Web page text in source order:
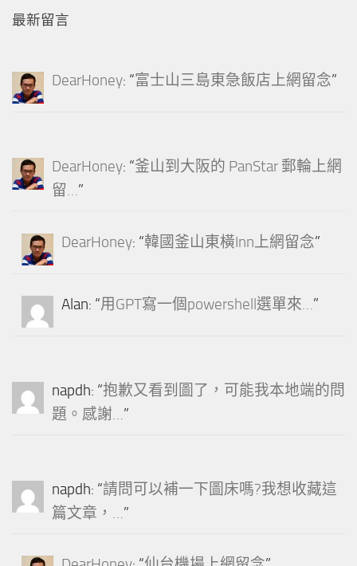
最新留言
DearHoney: “富士山三島東急飯店上網留念”
DearHoney: “釜山到大阪的 PanStar 郵輪上網
留…”
DearHoney: “韓國釜山東橫Inn上網留念”
Alan: “用GPT寫一個powershell選單來…”
napdh: “抱歉又看到圖了，可能我本地端的問
題。感謝…”
napdh: “請問可以補一下圖床嗎?我想收藏這
篇文章，…”